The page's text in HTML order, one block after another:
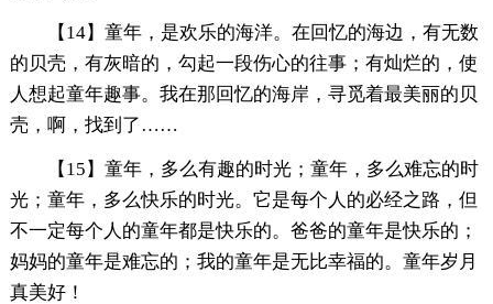
【14】童年，是欢乐的海洋。在回忆的海边，有无数
的贝壳，有灰暗的，勾起一段伤心的往事；有灿烂的，使
人想起童年趣事。我在那回忆的海岸，寻觅着最美丽的贝
壳，啊，找到了……
【15】童年，多么有趣的时光；童年，多么难忘的时
光；童年，多么快乐的时光。它是每个人的必经之路，但
不一定每个人的童年都是快乐的。爸爸的童年是快乐的；
妈妈的童年是难忘的；我的童年是无比幸福的。童年岁月
真美好！